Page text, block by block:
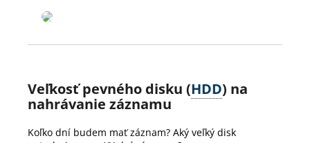
Veľkosť pevného disku (HDD) na
nahrávanie záznamu
Koľko dní budem mať záznam? Aký veľký disk